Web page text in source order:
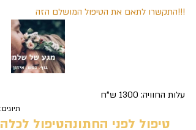
!!!התקשרו לתאם את הטיפול המושלם הזה
עלות החוויה: 1300 ש"ח
תיוגים:
טיפול לפני החתונהטיפול לכלה